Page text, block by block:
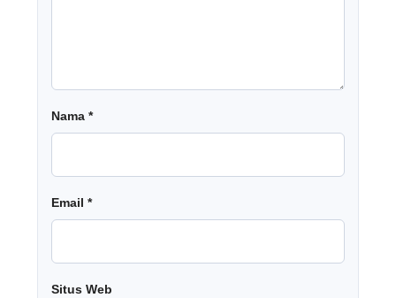
Nama *
Email *
Situs Web